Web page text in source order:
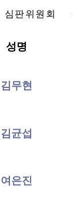
심판위원회
성명
김무현
김균섭
여은진